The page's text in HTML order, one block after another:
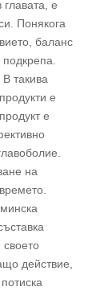
е
Понякога
баланс
такива
е
е
на
действие,